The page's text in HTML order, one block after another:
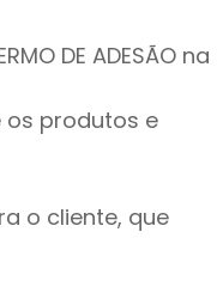
DE ADESÃO na
os produtos e
o cliente, que